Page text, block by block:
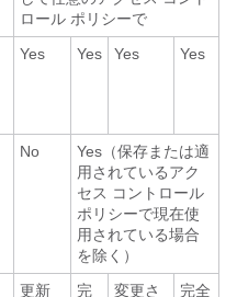
ロール ポリシーで
Yes Yes Yes Yes
No
Yes（保存または適
用されているアク
セス コントロール
ポリシーで現在使
用されている場合
を除く）
更新 完 変更さ 完全